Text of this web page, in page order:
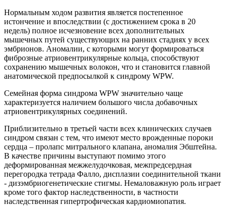
Нормальным ходом развития является постепенное
истончение и впоследствии (с достижением срока в 20
недель) полное исчезновение всех дополнительных
мышечных путей существующих на ранних стадиях у всех
эмбрионов. Аномалии, с которыми могут формироваться
фиброзные атриовентрикулярные кольца, способствуют
сохранению мышечных волокон, что и становится главной
анатомической предпосылкой к синдрому WPW.
Семейная форма синдрома WPW значительно чаще
характеризуется наличием большого числа добавочных
атриовентрикулярных соединений.
Приблизительно в третьей части всех клинических случаев
синдром связан с тем, что имеют место врожденные пороки
сердца – пролапс митрального клапана, аномалия Эбштейна.
В качестве причины выступают помимо этого
деформированная межжелудочковая, межпредсердная
перегородка тетрада Фалло, дисплазии соединительной ткани
- дизэмбриогенетические стигмы. Немаловажную роль играет
кроме того фактор наследственности, в частности
наследственная гипертрофическая кардиомиопатия.